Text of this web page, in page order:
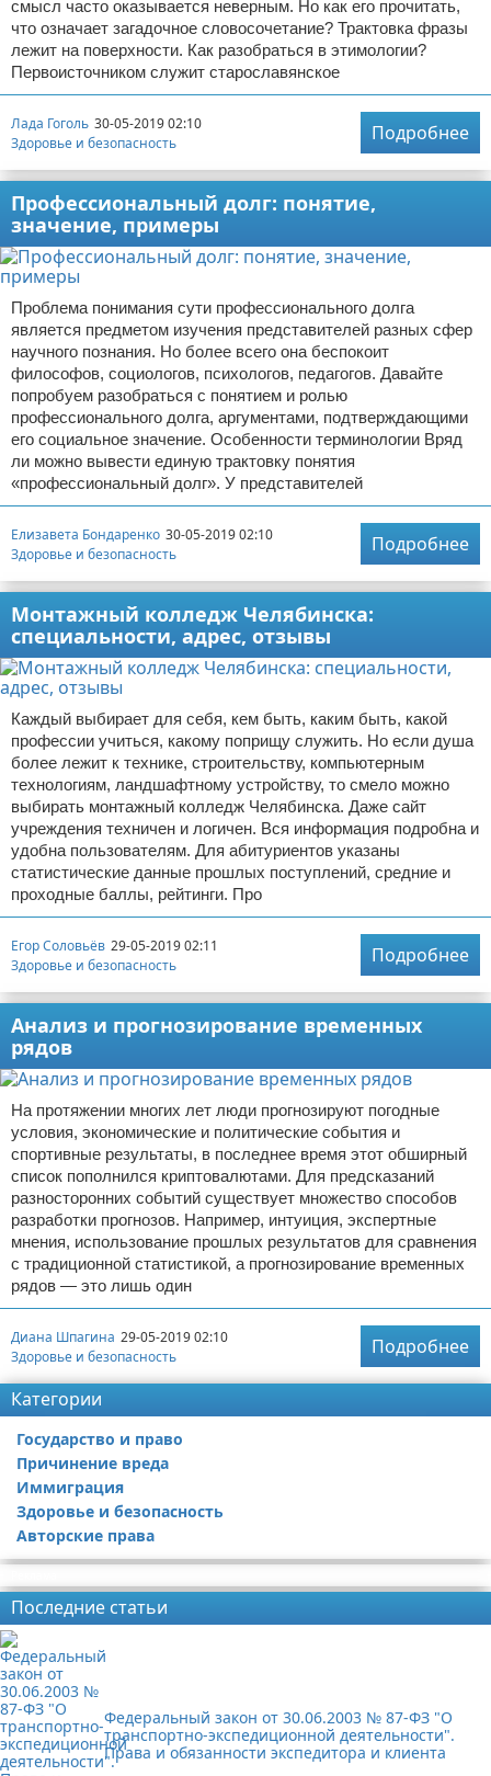
смысл часто оказывается неверным. Но как его прочитать,
что означает загадочное словосочетание? Трактовка фразы
лежит на поверхности. Как разобраться в этимологии?
Первоисточником служит старославянское
Лада Гоголь 30-05-2019 02:10
Здоровье и безопасность
Подробнее
Профессиональный долг: понятие,
значение, примеры
Проблема понимания сути профессионального долга
является предметом изучения представителей разных сфер
научного познания. Но более всего она беспокоит
философов, социологов, психологов, педагогов. Давайте
попробуем разобраться с понятием и ролью
профессионального долга, аргументами, подтверждающими
его социальное значение. Особенности терминологии Вряд
ли можно вывести единую трактовку понятия
«профессиональный долг». У представителей
Елизавета Бондаренко 30-05-2019 02:10
Здоровье и безопасность
Подробнее
Монтажный колледж Челябинска:
специальности, адрес, отзывы
Каждый выбирает для себя, кем быть, каким быть, какой
профессии учиться, какому поприщу служить. Но если душа
более лежит к технике, строительству, компьютерным
технологиям, ландшафтному устройству, то смело можно
выбирать монтажный колледж Челябинска. Даже сайт
учреждения техничен и логичен. Вся информация подробна и
удобна пользователям. Для абитуриентов указаны
статистические данные прошлых поступлений, средние и
проходные баллы, рейтинги. Про
Егор Соловьёв 29-05-2019 02:11
Здоровье и безопасность
Подробнее
Анализ и прогнозирование временных
рядов
На протяжении многих лет люди прогнозируют погодные
условия, экономические и политические события и
спортивные результаты, в последнее время этот обширный
список пополнился криптовалютами. Для предсказаний
разносторонних событий существует множество способов
разработки прогнозов. Например, интуиция, экспертные
мнения, использование прошлых результатов для сравнения
с традиционной статистикой, а прогнозирование временных
рядов — это лишь один
Диана Шпагина 29-05-2019 02:10
Здоровье и безопасность
Подробнее
Категории
Государство и право
Причинение вреда
Иммиграция
Здоровье и безопасность
Авторские права
Последние статьи
Федеральный закон от 30.06.2003 № 87-ФЗ "О
транспортно-экспедиционной деятельности".
Права и обязанности экспедитора и клиента